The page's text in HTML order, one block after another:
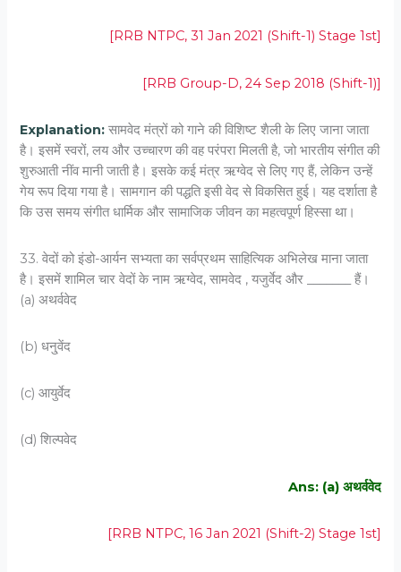
[RRB NTPC, 31 Jan 2021 (Shift-1) Stage 1st]
[RRB Group-D, 24 Sep 2018 (Shift-1)]
Explanation:सामवेद मंत्रों को गाने की विशिष्ट शैली के लिए जाना जाता
है। इसमें स्वरों, लय और उच्चारण की वह परंपरा मिलती है, जो भारतीय संगीत की
शुरुआती नींव मानी जाती है। इसके कई मंत्र ऋग्वेद से लिए गए हैं, लेकिन उन्हें
गेय रूप दिया गया है। सामगान की पद्धति इसी वेद से विकसित हुई। यह दर्शाता है
कि उस समय संगीत धार्मिक और सामाजिक जीवन का महत्वपूर्ण हिस्सा था।
33. वेदों को इंडो-आर्यन सभ्यता का सर्वप्रथम साहित्यिक अभिलेख माना जाता
है। इसमें शामिल चार वेदों के नाम ऋग्वेद, सामवेद , यजुर्वेद और _______ हैं।
(a) अथर्ववेद
(b) धनु्वेंद
(c) आयुर्वेद
(d) शिल्पवेद
Ans: (a) अथर्ववेद
[RRB NTPC, 16 Jan 2021 (Shift-2) Stage 1st]